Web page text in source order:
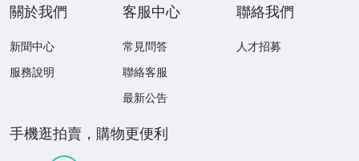
關於我們
新聞中心
服務說明
客服中心
常見問答
聯絡客服
最新公告
聯絡我們
人才招募
手機逛拍賣，購物更便利